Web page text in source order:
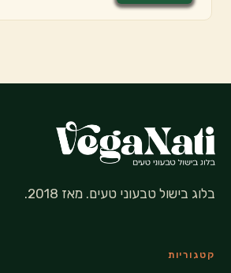
בלוג בישול טבעוני טעים. מאז 2018.
קטגוריות